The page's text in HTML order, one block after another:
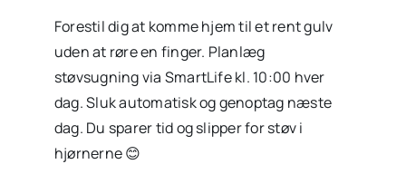
Forestil dig at komme hjem til et rent gulv
uden at røre en finger. Planlæg
støvsugning via SmartLife kl. 10:00 hver
dag. Sluk automatisk og genoptag næste
dag. Du sparer tid og slipper for støv i
hjørnerne 😊